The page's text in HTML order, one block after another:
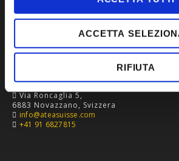
ACCETTA
RIFIUTA
Via Roncaglia 5,
6883 Novazzano, Svizzera
info@ateasuisse.com
+41 91 6827815